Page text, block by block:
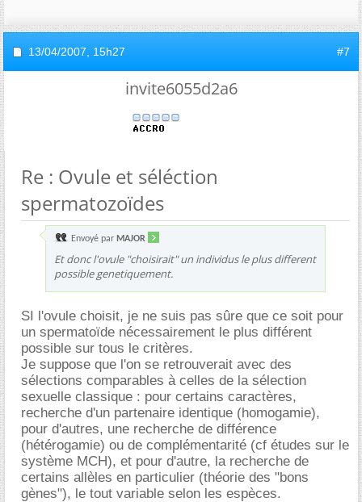
13/04/2007, 15h27 #7
invite6055d2a6
Re : Ovule et séléction
spermatozoïdes
Envoyé par MAJOR
Et donc l'ovule "choisirait" un individus le plus different
possible genetiquement.
SI l'ovule choisit, je ne suis pas sûre que ce soit pour
un spermatoïde nécessairement le plus différent
possible sur tous le critères.
Je suppose que l'on se retrouverait avec des
sélections comparables à celles de la sélection
sexuelle classique : pour certains caractères,
recherche d'un partenaire identique (homogamie),
pour d'autres, une recherche de différence
(hétérogamie) ou de complémentarité (cf études sur le
système MCH), et pour d'autre, la recherche de
certains allèles en particulier (théorie des "bons
gènes"), le tout variable selon les espèces.